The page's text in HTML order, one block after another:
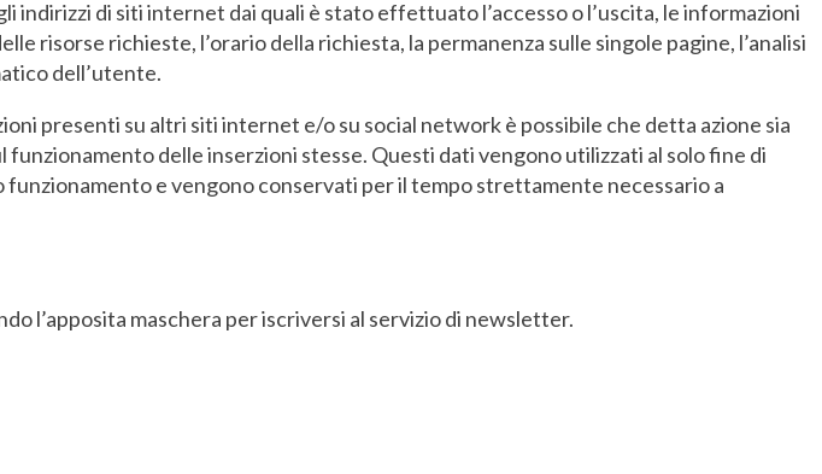
indirizzi di siti internet dai quali è stato effettuato l’accesso o l’uscita, le informazioni
risorse richieste, l’orario della richiesta, la permanenza sulle singole pagine, l’analisi
dell’utente.
presenti su altri siti internet e/o su social network è possibile che detta azione sia
delle inserzioni stesse. Questi dati vengono utilizzati al solo fine di
e vengono conservati per il tempo strettamente necessario a
l’apposita maschera per iscriversi al servizio di newsletter.